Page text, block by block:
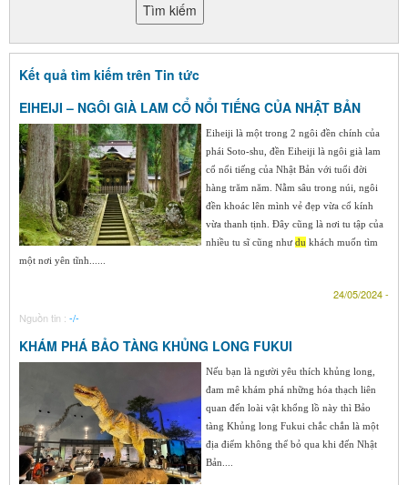
Kết quả tìm kiếm trên Tin tức
EIHEIJI – NGÔI GIÀ LAM CỔ NỔI TIẾNG CỦA NHẬT BẢN
Eiheiji là một trong 2 ngôi đền chính của
phái Soto-shu, đền Eiheiji là ngôi già lam
cổ nổi tiếng của Nhật Bản với tuổi đời
hàng trăm năm. Nằm sâu trong núi, ngôi
đền khoác lên mình vẻ đẹp vừa cổ kính
vừa thanh tịnh. Đây cũng là nơi tu tập của
nhiều tu sĩ cũng nhưdu khách muốn tìm
một nơi yên tĩnh......
24/05/2024 -
Nguồn tin : -/-
KHÁM PHÁ BẢO TÀNG KHỦNG LONG FUKUI
Nếu bạn là người yêu thích khủng long,
đam mê khám phá những hóa thạch liên
quan đến loài vật khổng lồ này thì Bảo
tàng Khủng long Fukui chắc chắn là một
địa điểm không thể bỏ qua khi đến Nhật
Bản....